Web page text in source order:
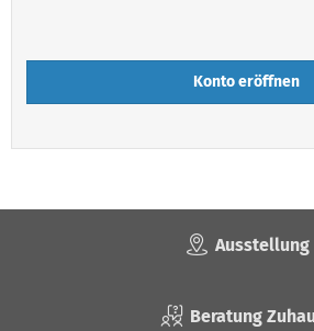
Konto eröffnen
Ausstellung
Beratung